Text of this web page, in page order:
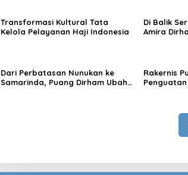
Transformasi Kultural Tata
Kelola Pelayanan Haji Indonesia
Di Balik
Amira
Dari Perbatasan Nunukan ke
Samarinda, Puang Dirham Ubah
Rakernis